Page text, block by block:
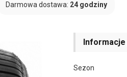
Darmowa dostawa: 24 godziny
Informacje
Sezon